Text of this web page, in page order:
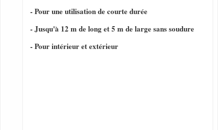
- Pour une utilisation de courte durée
- Jusqu'à 12 m de long et 5 m de large sans soudure
- Pour intérieur et extérieur